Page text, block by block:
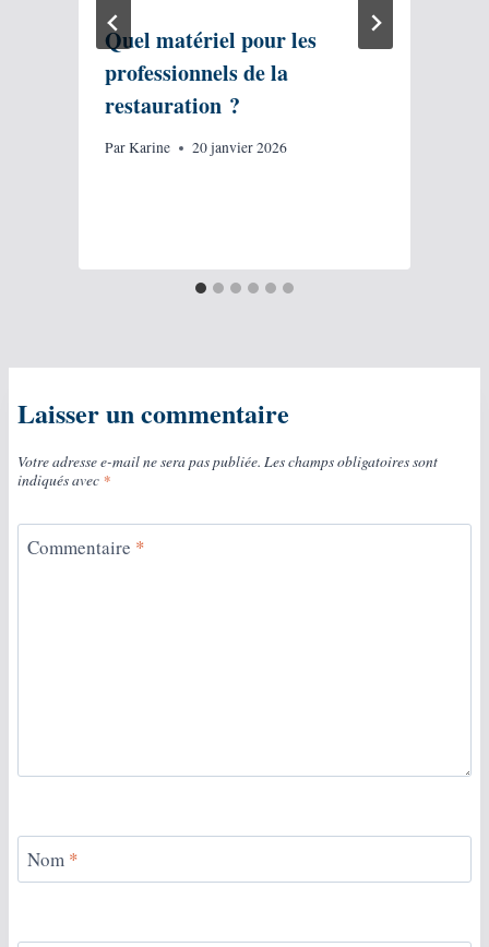
Quel matériel pour les
professionnels de la
restauration ?
ParKarine 20 janvier 2026
Laisser un commentaire
Votre adresse e-mail ne sera pas publiée. Les champs obligatoires sont
indiqués avec *
Commentaire *
Nom *